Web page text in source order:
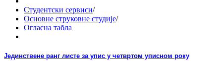
Студентски сервиси/
Основне струковне студије/
Огласна табла
Јединствене ранг листе за упис у четвртом уписном року